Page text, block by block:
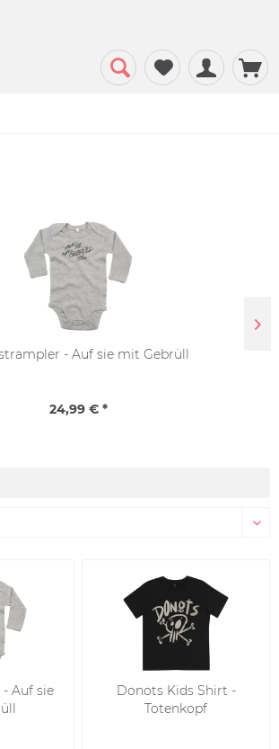
- Auf sie mit Gebrüll
24,99 € *
Auf sie
Donots Kids Shirt -
Totenkopf